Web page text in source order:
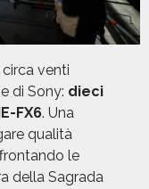
venti
di Sony: dieci
FX6. Una
qualità
le
della Sagrada